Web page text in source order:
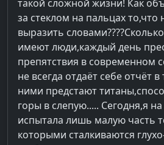
такой сложной жизни! Как
за стеклом на пальцах
выразить
имеют люди,каждый день
препятствия в современном
не всегда отдаёт себе отчёт
ними предстают
горы в слепую..... Сегодня,я
испытала лишь малую часть
которыми сталкиваются